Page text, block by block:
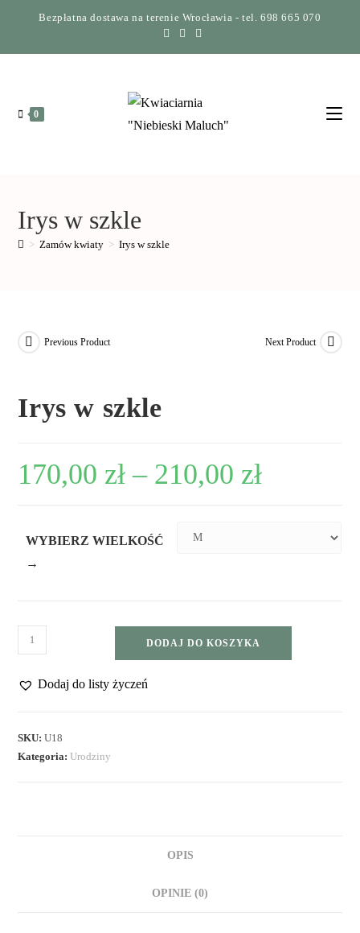
Bezpłatna dostawa na terenie Wrocławia - tel. 698 665 070
0
Irys w szkle
> Zamów kwiaty > Irys w szkle
Previous Product Next Product
Irys w szkle
170,00 zł – 210,00 zł
WYBIERZ WIELKOŚĆ
→
DODAJ DO KOSZYKA
Dodaj do listy życzeń
SKU:U18
Kategoria:Urodziny
OPIS
OPINIE (0)